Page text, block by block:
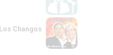
Los Changos